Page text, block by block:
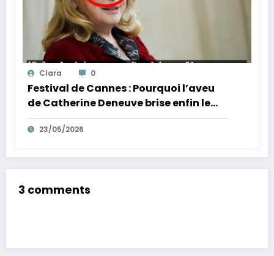
Clara 0
Festival de Cannes : Pourquoi l’aveu
de Catherine Deneuve brise enfin le
mythe de la Croisette
23/05/2026
3 comments